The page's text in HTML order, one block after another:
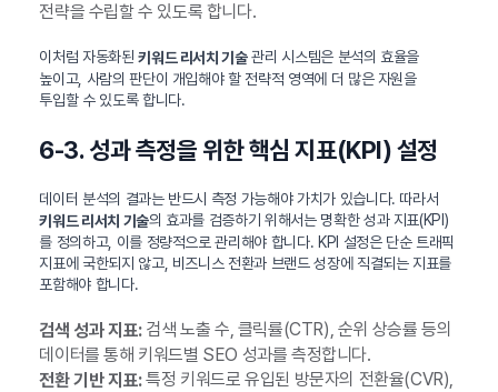
전략을 수립할 수 있도록 합니다.
이처럼 자동화된키워드 리서치 기술관리 시스템은 분석의 효율을
높이고, 사람의 판단이 개입해야 할 전략적 영역에 더 많은 자원을
투입할 수 있도록 합니다.
6-3. 성과 측정을 위한 핵심 지표(KPI) 설정
데이터 분석의 결과는 반드시 측정 가능해야 가치가 있습니다. 따라서
키워드 리서치 기술의 효과를 검증하기 위해서는 명확한 성과 지표(KPI)
를 정의하고, 이를 정량적으로 관리해야 합니다. KPI 설정은 단순 트래픽
지표에 국한되지 않고, 비즈니스 전환과 브랜드 성장에 직결되는 지표를
포함해야 합니다.
검색 성과 지표:검색 노출 수, 클릭률(CTR), 순위 상승률 등의
데이터를 통해 키워드별 SEO 성과를 측정합니다.
전환 기반 지표:특정 키워드로 유입된 방문자의 전환율(CVR),